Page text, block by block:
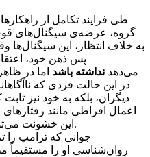
طی فرایند تکامل از
گروه، عرضه‌ی سیگنال‌های قویِ
به خلاف انتظار، این
پس ذهن خود،
می‌دهد نداشته باشد اما در
در این حالت فردی که
دیگران، بلکه به خود نیز
اعمال افراطی مانند
این خشونت می‌تواند به ناگاه به سوی دیگر تغییر کند.
جوانی که ترامپ را
روان‌شناسی او را مستقیماً